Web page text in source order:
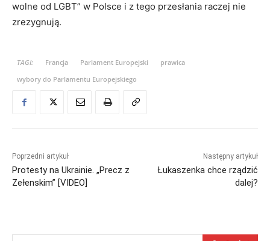
wolne od LGBT” w Polsce i z tego przesłania raczej nie
zrezygnują.
TAGI: Francja Parlament Europejski
prawica
wybory do Parlamentu Europejskiego
Poprzedni artykuł
Protesty na Ukrainie. „Precz z
Zełenskim” [VIDEO]
Następny artykuł
Łukaszenka chce rządzić
dalej?